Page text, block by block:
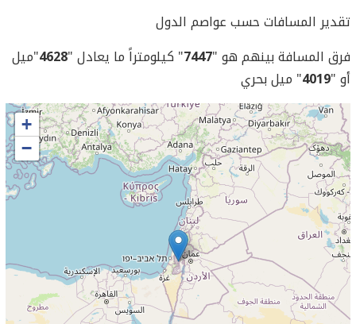
تقدير المسافات حسب عواصم الدول
فرق المسافة بينهم هو "7447" كيلومتراً ما يعادل "4628"ميل
أو "4019" ميل بحري
+
−